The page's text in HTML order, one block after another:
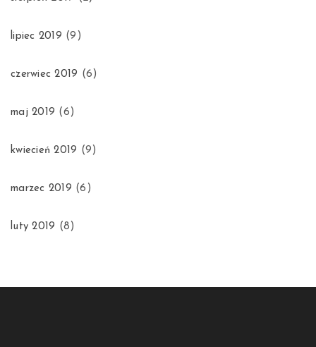
lipiec 2019 (9)
czerwiec 2019 (6)
maj 2019 (6)
kwiecień 2019 (9)
marzec 2019 (6)
luty 2019 (8)